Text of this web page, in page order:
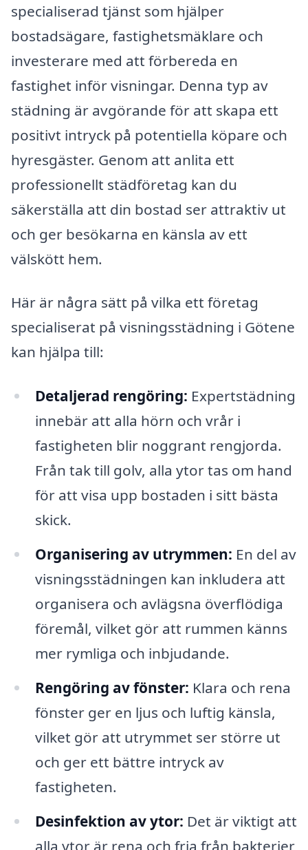
specialiserad tjänst som hjälper
bostadsägare, fastighetsmäklare och
investerare med att förbereda en
fastighet inför visningar. Denna typ av
städning är avgörande för att skapa ett
positivt intryck på potentiella köpare och
hyresgäster. Genom att anlita ett
professionellt städföretag kan du
säkerställa att din bostad ser attraktiv ut
och ger besökarna en känsla av ett
välskött hem.
Här är några sätt på vilka ett företag
specialiserat på visningsstädning i Götene
kan hjälpa till:
Detaljerad rengöring: Expertstädning
innebär att alla hörn och vrår i
fastigheten blir noggrant rengjorda.
Från tak till golv, alla ytor tas om hand
för att visa upp bostaden i sitt bästa
skick.
Organisering av utrymmen: En del av
visningsstädningen kan inkludera att
organisera och avlägsna överflödiga
föremål, vilket gör att rummen känns
mer rymliga och inbjudande.
Rengöring av fönster: Klara och rena
fönster ger en ljus och luftig känsla,
vilket gör att utrymmet ser större ut
och ger ett bättre intryck av
fastigheten.
Desinfektion av ytor: Det är viktigt att
alla ytor är rena och fria från bakterier,